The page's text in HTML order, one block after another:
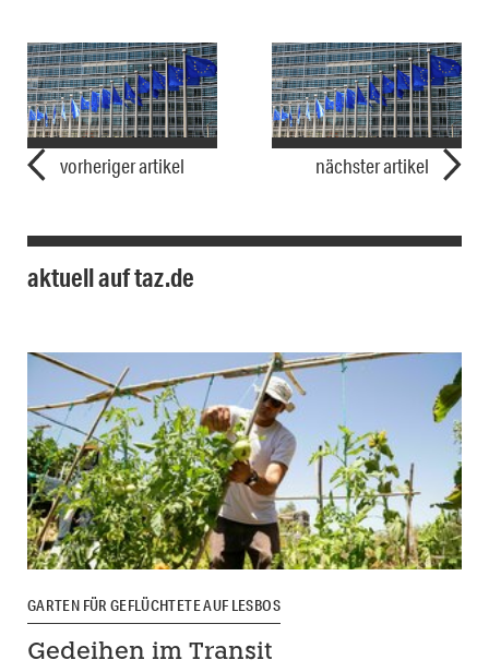
vorheriger artikel nächster artikel
aktuell auf taz.de
GARTEN FÜR GEFLÜCHTETE AUF LESBOS
Gedeihen im Transit